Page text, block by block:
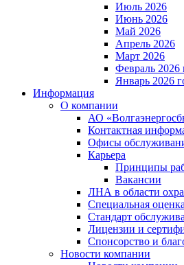
Июль 2026
Июнь 2026
Май 2026
Апрель 2026
Март 2026
Февраль 2026
Январь 2026
Информация
О компании
АО
Контактная
Офисы
Карьера
Принципы
Вакансии
ЛНА в области
Специальная
Стандарт
Лицензии и
Спонсорство и
Новости компании